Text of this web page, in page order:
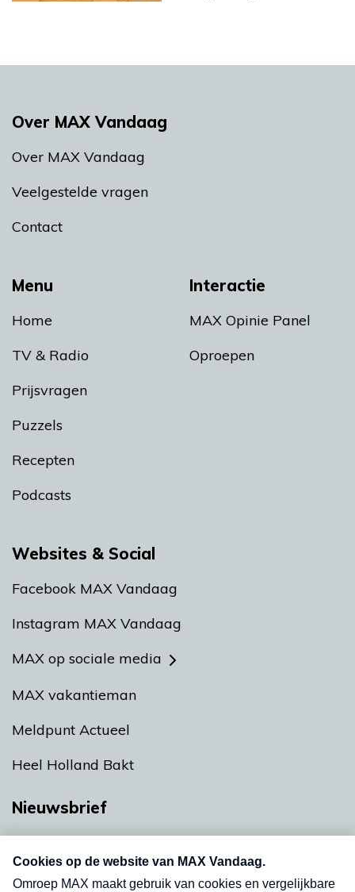
Menu
Home
TV & Radio
Prijsvragen
Puzzels
Recepten
Podcasts
Interactie
MAX Opinie Panel
Oproepen
Over MAX Vandaag
Over MAX Vandaag
Veelgestelde vragen
Contact
Websites & Social
Facebook MAX Vandaag
Instagram MAX Vandaag
MAX op sociale media
MAX vakantieman
Meldpunt Actueel
Heel Holland Bakt
Nieuwsbrief
nieuwsbrief. Elke vrijdag- en dinsdagochtend in
uw mailbox.